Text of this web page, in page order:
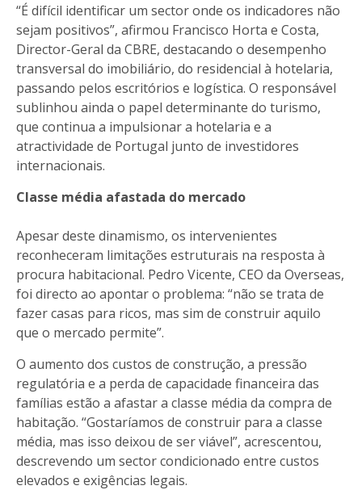
“É difícil identificar um sector onde os indicadores não
sejam positivos”, afirmou Francisco Horta e Costa,
Director-Geral da CBRE, destacando o desempenho
transversal do imobiliário, do residencial à hotelaria,
passando pelos escritórios e logística. O responsável
sublinhou ainda o papel determinante do turismo,
que continua a impulsionar a hotelaria e a
atractividade de Portugal junto de investidores
internacionais.
Classe média afastada do mercado
Apesar deste dinamismo, os intervenientes
reconheceram limitações estruturais na resposta à
procura habitacional. Pedro Vicente, CEO da Overseas,
foi directo ao apontar o problema: “não se trata de
fazer casas para ricos, mas sim de construir aquilo
que o mercado permite”.
O aumento dos custos de construção, a pressão
regulatória e a perda de capacidade financeira das
famílias estão a afastar a classe média da compra de
habitação. “Gostaríamos de construir para a classe
média, mas isso deixou de ser viável”, acrescentou,
descrevendo um sector condicionado entre custos
elevados e exigências legais.